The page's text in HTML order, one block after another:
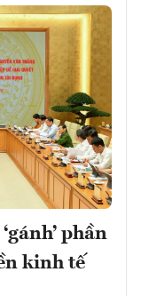
phần
kinh tế